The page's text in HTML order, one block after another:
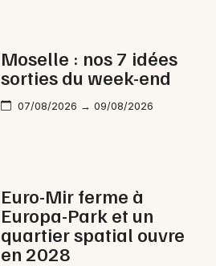
Moselle : nos 7 idées
sorties du week-end
07/08/2026 → 09/08/2026
Euro-Mir ferme à
Europa-Park et un
quartier spatial ouvre
en 2028